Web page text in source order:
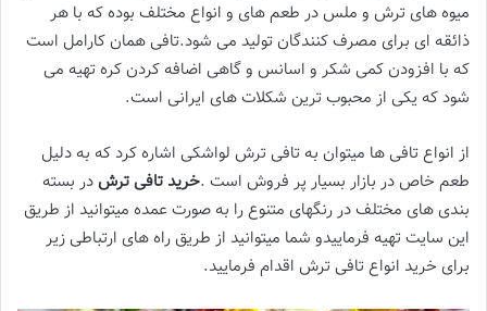
میوه های ترش و ملس در طعم های و انواع مختلف بوده که با هر
ذائقه ای برای مصرف کنندگان تولید می شود.تافی همان کارامل است
که با افزودن کمی شکر و اسانس و گاهی اضافه کردن کره تهیه می
شود که یکی از محبوب ترین شکلات های ایرانی است.
از انواع تافی ها میتوان به تافی ترش لواشکی اشاره کرد که به دلیل
طعم خاص در بازار بسیار پر فروش است .خرید تافی ترشدر بسته
بندی های مختلف در رنگهای متنوع را به صورت عمده میتوانید از طریق
این سایت تهیه فرماییدو شما میتوانید از طریق راه های ارتباطی زیر
برای خرید انواع تافی ترش اقدام فرمایید.